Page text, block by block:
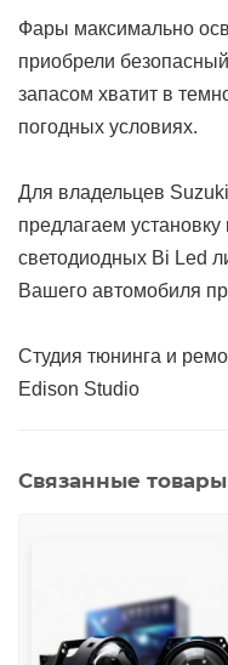
Фары максимально
приобрели
запасом хватит в
погодных условиях.
Для владельцев
предлагаем
светодиодных Bi Led
Вашего автомобиля
Студия тюнинга и
Edison Studio
Связанные товары